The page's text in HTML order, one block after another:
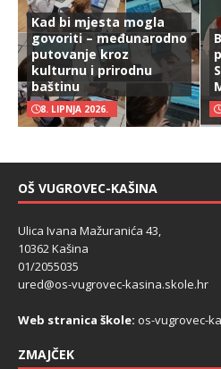
Kad bi mjesta mogla
govoriti – međunarodno
putovanje kroz
kulturnu i prirodnu
baštinu
8. LIPNJA 2026.
OŠ VUGROVEC-KAŠINA
Ulica Ivana Mažuranića 43,
10362 Kašina
01/2055035
ured@os-vugrovec-kasina.skole.hr
Web stranica škole: os-vugrovec-
ZMAJČEK